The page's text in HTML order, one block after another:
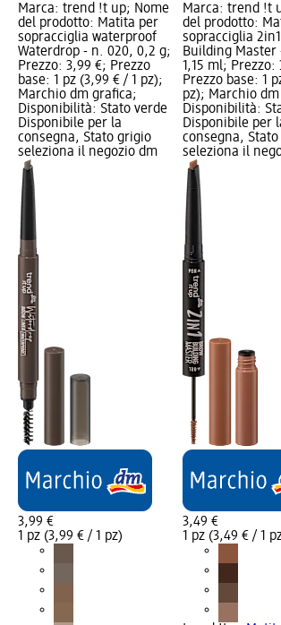
Marca: trend !t up; Nome
del prodotto: Matita per
sopracciglia waterproof
Waterdrop - n. 020, 0,2 g;
Prezzo: 3,99 €; Prezzo
base: 1 pz (3,99 € / 1 pz);
Marchio dm grafica;
Disponibilità: Stato verde
Disponibile per la
consegna, Stato grigio
seleziona il negozio dm
3,99 €
1 pz (3,99 € / 1 pz)
Marca: trend !t
del prodotto:
sopracciglia
Building Master
1,15 ml; Prezzo:
Prezzo base: 1
pz); Marchio
Disponibilità:
Disponibile per
consegna,
seleziona il
3,49 €
1 pz (3,49 € / 1